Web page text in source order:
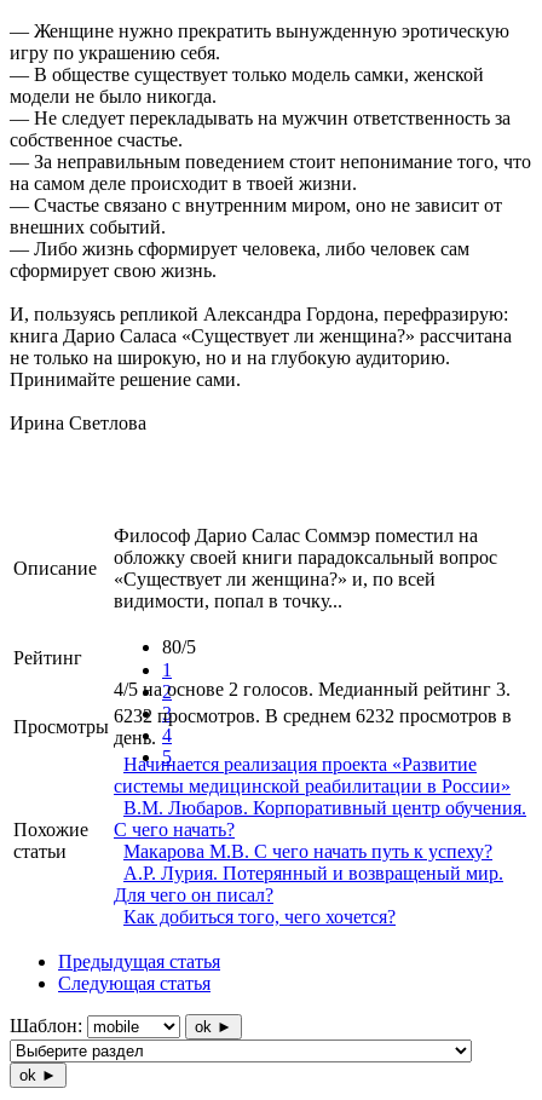
— Женщине нужно прекратить вынужденную эротическую
игру по украшению себя.
— В обществе существует только модель самки, женской
модели не было никогда.
— Не следует перекладывать на мужчин ответственность за
собственное счастье.
— За неправильным поведением стоит непонимание того, что
на самом деле происходит в твоей жизни.
— Счастье связано с внутренним миром, оно не зависит от
внешних событий.
— Либо жизнь сформирует человека, либо человек сам
сформирует свою жизнь.
И, пользуясь репликой Александра Гордона, перефразирую:
книга Дарио Саласа «Существует ли женщина?» рассчитана
не только на широкую, но и на глубокую аудиторию.
Принимайте решение сами.
Ирина Светлова
Описание
Философ Дарио Салас Соммэр поместил на
обложку своей книги парадоксальный вопрос
«Существует ли женщина?» и, по всей
видимости, попал в точку...
Рейтинг
80/5
1
2
3
4
5
4/5 на основе 2 голосов. Медианный рейтинг 3.
Просмотры
6232 просмотров. В среднем 6232 просмотров в
день.
Похожие
статьи
Начинается реализация проекта «Развитие
системы медицинской реабилитации в России»
В.М. Любаров. Корпоративный центр обучения.
С чего начать?
Макарова М.В. С чего начать путь к успеху?
А.Р. Лурия. Потерянный и возвращеный мир.
Для чего он писал?
Как добиться того, чего хочется?
Предыдущая статья
Следующая статья
Шаблон: ok ►
ok ►